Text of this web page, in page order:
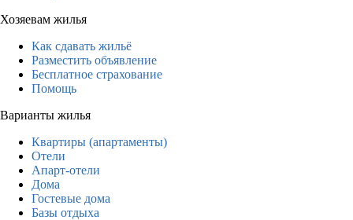
Хозяевам жилья
Как сдавать жильё
Разместить объявление
Бесплатное страхование
Помощь
Варианты жилья
Квартиры (апартаменты)
Отели
Апарт-отели
Дома
Гостевые дома
Базы отдыха